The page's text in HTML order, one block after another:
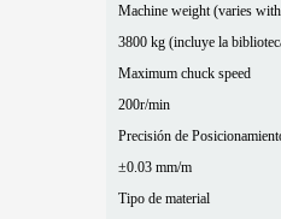
Machine weight (varies
3800 kg (incluye la
Maximum chuck speed
200r/min
Precisión de
±0.03 mm/m
Tipo de material